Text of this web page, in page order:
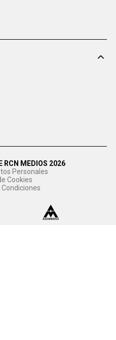
RCN MEDIOS 2026
Personales
Cookies